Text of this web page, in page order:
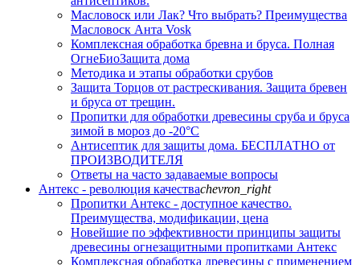
Масловоск или Лак? Что выбрать? Преимущества
Масловоск Анта Vosk
Комплексная обработка бревна и бруса. Полная
ОгнеБиоЗащита дома
Методика и этапы обработки срубов
Защита Торцов от растрескивания. Защита бревен
и бруса от трещин.
Пропитки для обработки древесины сруба и бруса
зимой в мороз до -20°С
Антисептик для защиты дома. БЕСПЛАТНО от
ПРОИЗВОДИТЕЛЯ
Ответы на часто задаваемые вопросы
Антекс - революция качестваchevron_right
Пропитки Антекс - доступное качество.
Преимущества, модификации, цена
Новейшие по эффективности принципы защиты
древесины огнезащитными пропитками Антекс
Комплексная обработка древесины с применением